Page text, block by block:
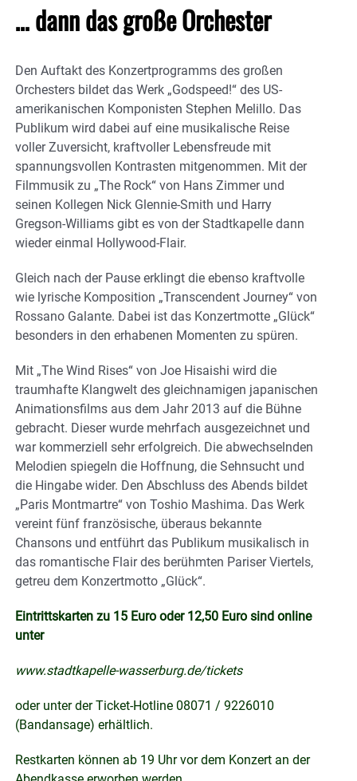
… dann das große Orchester
Den Auftakt des Konzertprogramms des großen
Orchesters bildet das Werk „Godspeed!“ des US-
amerikanischen Komponisten Stephen Melillo. Das
Publikum wird dabei auf eine musikalische Reise
voller Zuversicht, kraftvoller Lebensfreude mit
spannungsvollen Kontrasten mitgenommen. Mit der
Filmmusik zu „The Rock“ von Hans Zimmer und
seinen Kollegen Nick Glennie-Smith und Harry
Gregson-Williams gibt es von der Stadtkapelle dann
wieder einmal Hollywood-Flair.
Gleich nach der Pause erklingt die ebenso kraftvolle
wie lyrische Komposition „Transcendent Journey“ von
Rossano Galante. Dabei ist das Konzertmotte „Glück“
besonders in den erhabenen Momenten zu spüren.
Mit „The Wind Rises“ von Joe Hisaishi wird die
traumhafte Klangwelt des gleichnamigen japanischen
Animationsfilms aus dem Jahr 2013 auf die Bühne
gebracht. Dieser wurde mehrfach ausgezeichnet und
war kommerziell sehr erfolgreich. Die abwechselnden
Melodien spiegeln die Hoffnung, die Sehnsucht und
die Hingabe wider. Den Abschluss des Abends bildet
„Paris Montmartre“ von Toshio Mashima. Das Werk
vereint fünf französische, überaus bekannte
Chansons und entführt das Publikum musikalisch in
das romantische Flair des berühmten Pariser Viertels,
getreu dem Konzertmotto „Glück“.
Eintrittskarten zu 15 Euro oder 12,50 Euro sind online
unter
www.stadtkapelle-wasserburg.de/tickets
oder unter der Ticket-Hotline 08071 / 9226010
(Bandansage) erhältlich.
Restkarten können ab 19 Uhr vor dem Konzert an der